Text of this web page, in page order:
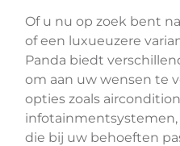
Of u nu op zoek bent
of een luxueuzere
Panda biedt
om aan uw wensen te
opties zoals
infotainmentsystemen,
die bij uw behoeften